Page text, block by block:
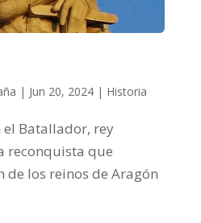
| Jun 20, 2024| Historia
el Batallador, rey
reconquista que
los reinos de Aragón